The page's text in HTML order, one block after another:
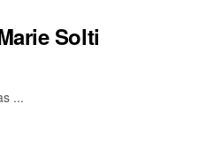
Solti
...